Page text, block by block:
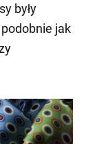
były
jak